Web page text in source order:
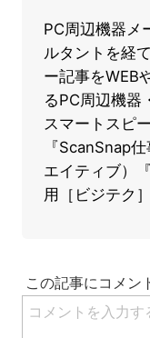
PC周辺機器メ
ルタントを経
ー記事をWEB
るPC周辺機器
スマートスピ
『ScanSnap
エイティブ）
用［ビジテク